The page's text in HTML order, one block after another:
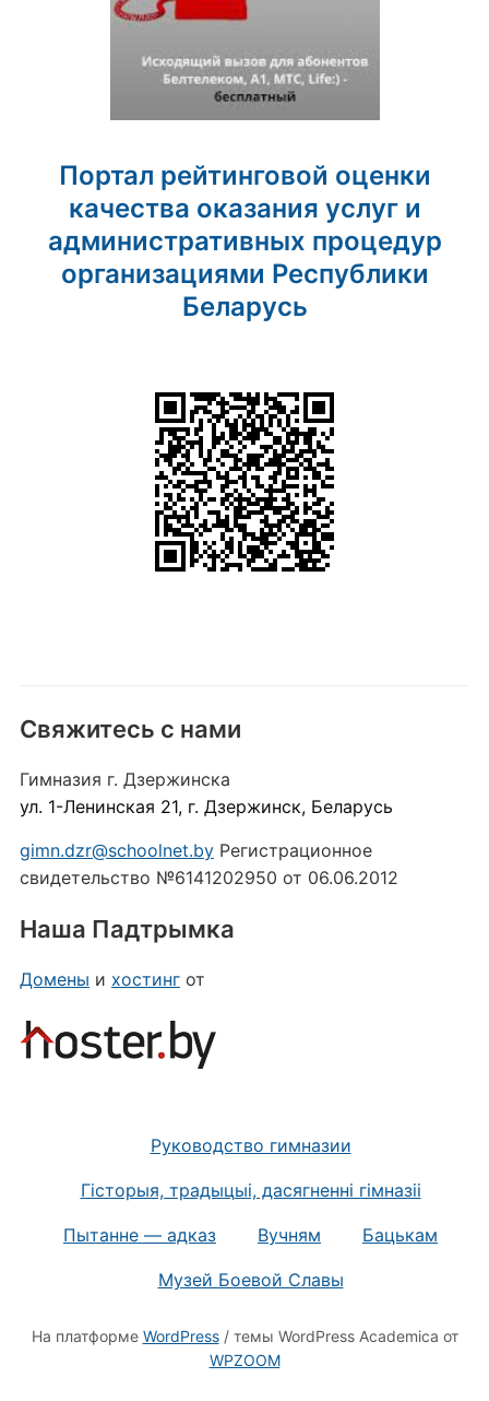
Портал рейтинговой оценки
качества оказания услуг и
административных процедур
организациями Республики
Беларусь
Свяжитесь с нами
Гимназия г. Дзержинска
ул. 1-Ленинская 21, г. Дзержинск, Беларусь
gimn.dzr@schoolnet.byРегистрационное
свидетельство №6141202950 от 06.06.2012
Наша Падтрымка
Домены и хостингот
Руководство гимназии
Гісторыя, традыцыі, дасягненні гімназіі
Пытанне — адказ Вучням Бацькам
Mузей Боевой Славы
На платформе WordPress/ темы WordPress Academica от
WPZOOM